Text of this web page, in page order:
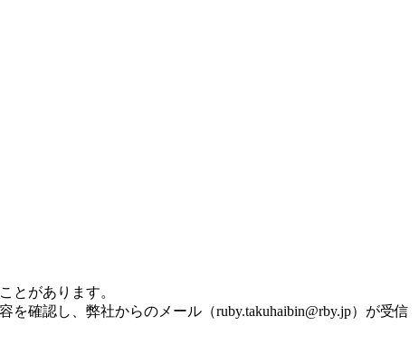
とがあります。
を確認し、弊社からのメール（ruby.takuhaibin@rby.jp）が受信